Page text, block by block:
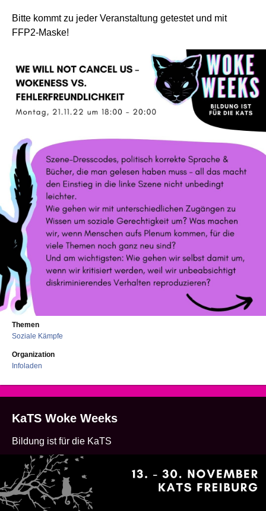
Bitte kommt zu jeder Veranstaltung getestet und mit
FFP2-Maske!
Themen
Soziale Kämpfe
Organization
Infoladen
KaTS Woke Weeks
Bildung ist für die KaTS